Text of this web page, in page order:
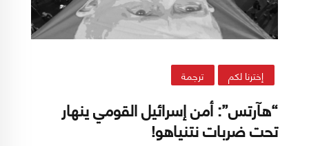
إخترنا لكم ترجمة
“هآرتس”: أمن إسرائيل القومي ينهار
تحت ضربات نتنياهو!